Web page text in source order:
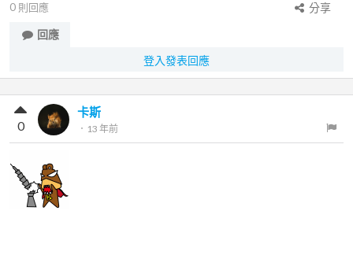
0 則回應
分享
回應
登入發表回應
卡斯
． 13 年前
0